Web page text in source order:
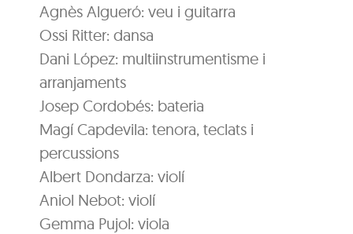
Agnès Algueró: veu i guitarra
Ossi Ritter: dansa
Dani López: multiinstrumentisme i
arranjaments
Josep Cordobés: bateria
Magí Capdevila: tenora, teclats i
percussions
Albert Dondarza: violí
Aniol Nebot: violí
Gemma Pujol: viola